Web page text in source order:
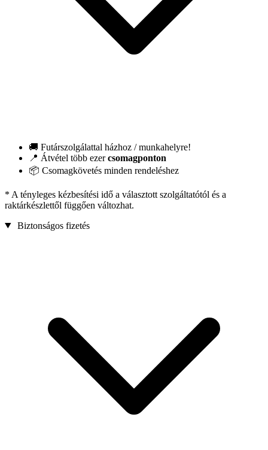
🚚 Futárszolgálattal házhoz / munkahelyre!
📍 Átvétel több ezercsomagponton
📦 Csomagkövetés minden rendeléshez
* A tényleges kézbesítési idő a választott szolgáltatótól és a
raktárkészlettől függően változhat.
Biztonságos fizetés